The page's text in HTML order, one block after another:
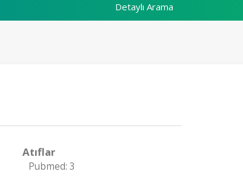
Detaylı Arama
Atıflar
Pubmed: 3